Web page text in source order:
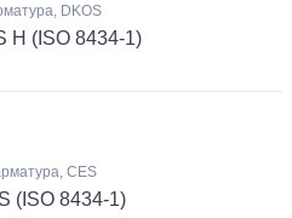
DKOS
H (ISO 8434-1)
CES
(ISO 8434-1)